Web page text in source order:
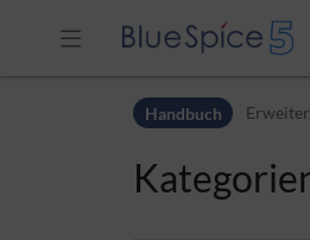
Zur Hauptnavigation
Zum Arbeitsbereich
Handbuch